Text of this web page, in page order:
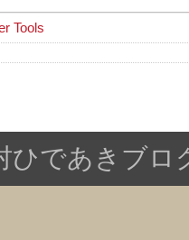
Tools
ひであきブロ